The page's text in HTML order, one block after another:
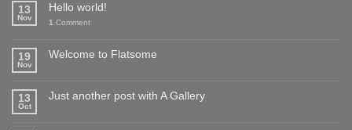
13
Nov
Hello world!
1 Comment
19
Nov
Welcome to Flatsome
13
Oct
Just another post with A Gallery